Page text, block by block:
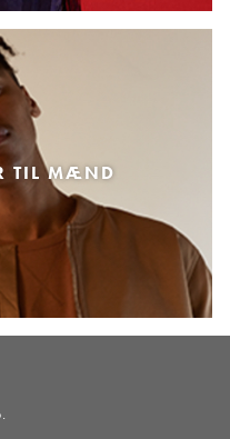
TIL MÆND